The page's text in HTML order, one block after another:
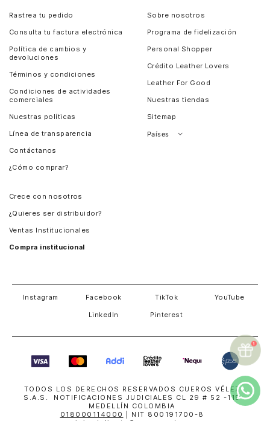
Rastrea tu pedido
Consulta tu factura electrónica
Política de cambios y
devoluciones
Términos y condiciones
Condiciones de actividades
comerciales
Nuestras políticas
Línea de transparencia
Contáctanos
¿Cómo comprar?
Sobre nosotros
Programa de fidelización
Personal Shopper
Crédito Leather Lovers
Leather For Good
Nuestras tiendas
Sitemap
Países
Crece con nosotros
¿Quieres ser distribuidor?
Ventas Institucionales
Compra institucional
Instagram Facebook TikTok YouTube
LinkedIn Pinterest
TODOS LOS DERECHOS RESERVADOS CUEROS VÉLEZ
S.A.S. NOTIFICACIONES JUDICIALES CL 29 # 52 -115
MEDELLÍN COLOMBIA
018000114000
| NIT 800191700-8